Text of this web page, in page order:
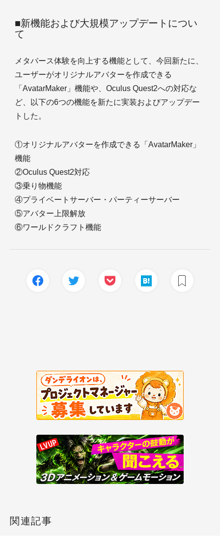
■新機能および大規模アップデートについ
て
メタバース体験を向上する機能として、今回新たに、
ユーザーがオリジナルアバターを作成できる
「AvatarMaker」機能や、Oculus Quest2への対応な
ど、以下の6つの機能を新たに実装およびアップデー
トした。
①オリジナルアバターを作成できる「AvatarMaker」
機能
②Oculus Quest2対応
③乗り物機能
④プライベートサーバー・パーティーサーバー
⑤アバター上限解放
⑥ワールドクラフト機能
関連記事